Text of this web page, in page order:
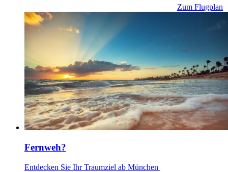
Zum Flugplan
Fernweh?
Entdecken Sie Ihr Traumziel ab München